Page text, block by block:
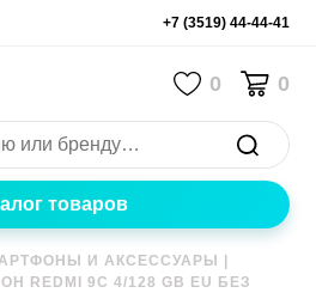
+7 (3519) 44-44-41
0 0
товаров
И АКСЕССУАРЫ
REDMI 9C 4/128 GB EU БЕЗ